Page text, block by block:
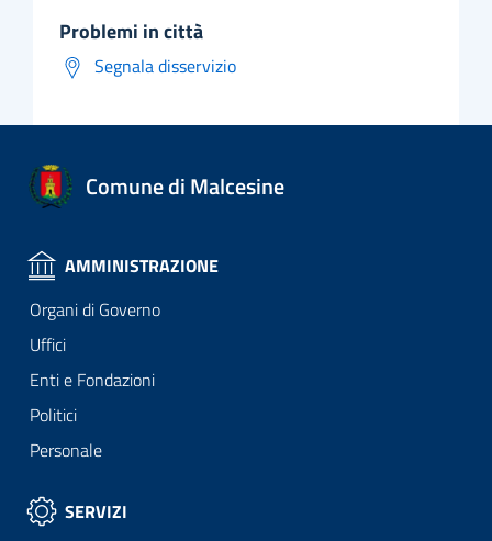
problemi in città
Segnala disservizio
Comune di Malcesine
AMMINISTRAZIONE
Organi di Governo
Uffici
Enti e Fondazioni
Politici
Personale
SERVIZI